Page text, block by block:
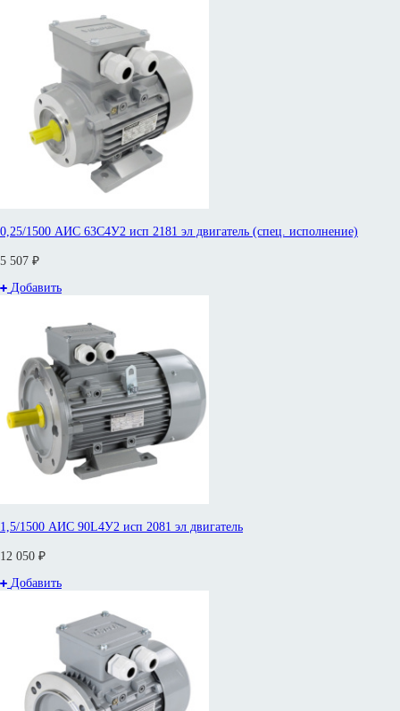
0,25/1500 АИС 63С4У2 исп 2181 эл двигатель (спец. исполнение)
5 507 ₽
Добавить
1,5/1500 АИС 90L4У2 исп 2081 эл двигатель
12 050 ₽
Добавить